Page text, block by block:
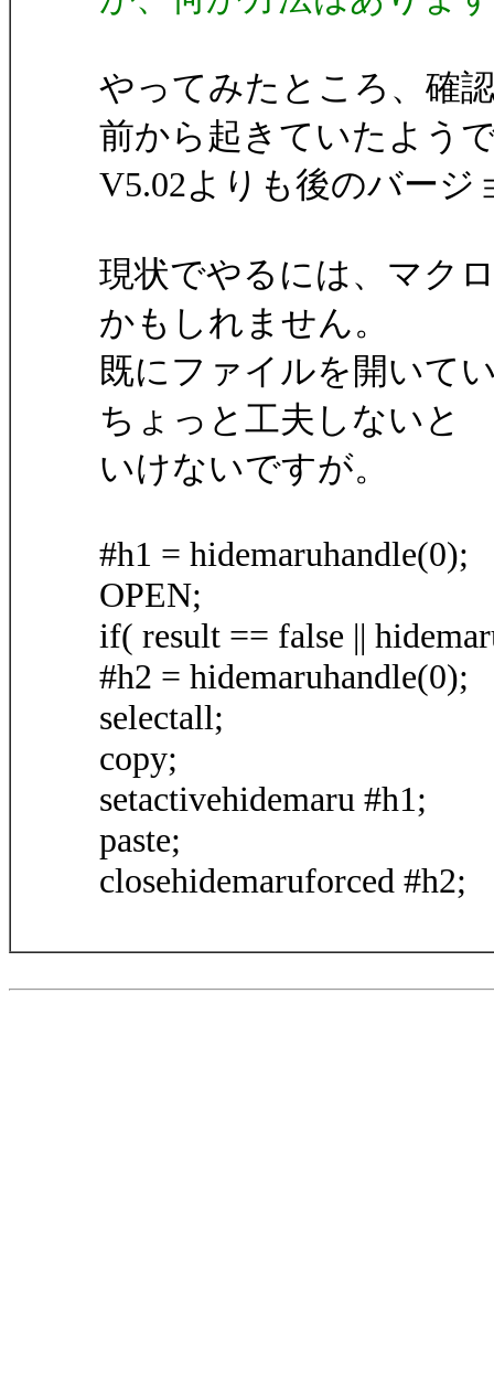
やってみたところ、確
前から起きていたよう
V5.02よりも後のバー
現状でやるには、マク
かもしれません。
既にファイルを開いて
ちょっと工夫しないと
いけないですが。
#h1 = hidemaruhandle(0);
OPEN;
if( result == false ||
#h2 = hidemaruhandle(0);
selectall;
copy;
setactivehidemaru #h1;
paste;
closehidemaruforced #h2;